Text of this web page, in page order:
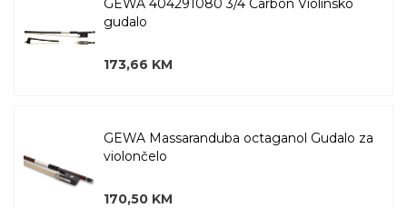
GEWA 404291080 3/4 Carbon Violinsko
gudalo
173,66 KM
GEWA Massaranduba octaganol Gudalo za
violončelo
170,50 KM